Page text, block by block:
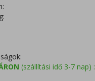
(szállítási idő 3-7 nap) :